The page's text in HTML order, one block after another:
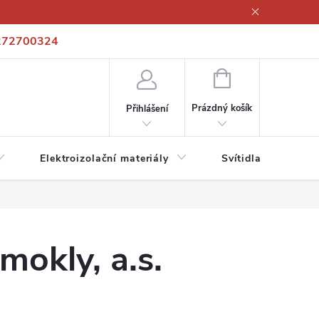
podmínky
Přihlášení
NÁKUPNÍ
Prázdný košík
Elektroizolační materiály Svítidla a zdroje
a.s.